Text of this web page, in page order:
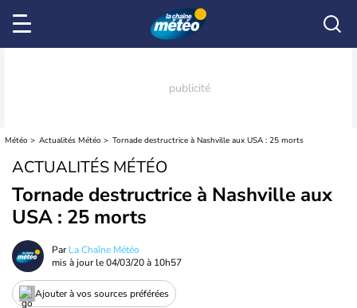
Météo Actualités Météo Tornade destructrice à Nashville aux USA : 25 morts
ACTUALITÉS MÉTÉO
Tornade destructrice à Nashville aux
USA : 25 morts
ParLa Chaîne Météo
mis à jour le04/03/20 à 10h57
Ajouter à vos sources préférées